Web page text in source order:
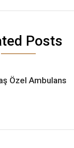
Posts
Özel Ambulans